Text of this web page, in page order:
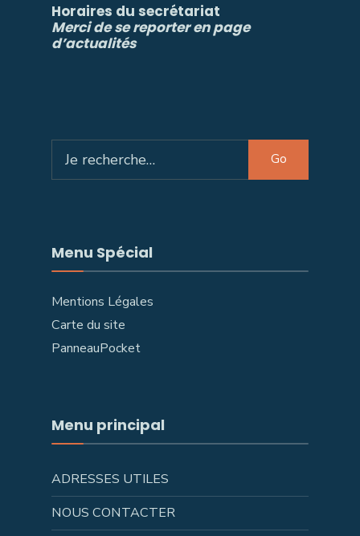
Horaires du secrétariat
Merci de se reporter en page
d’actualités
for:
Go
Menu Spécial
Mentions Légales
Carte du site
PanneauPocket
Menu principal
ADRESSES UTILES
NOUS CONTACTER